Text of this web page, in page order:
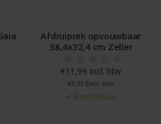
Afdruiprek opvouwbaar
38,4x32,4 cm Zeller
€11,99 Incl. btw
€9,91 Excl. btw
Beschikbaar